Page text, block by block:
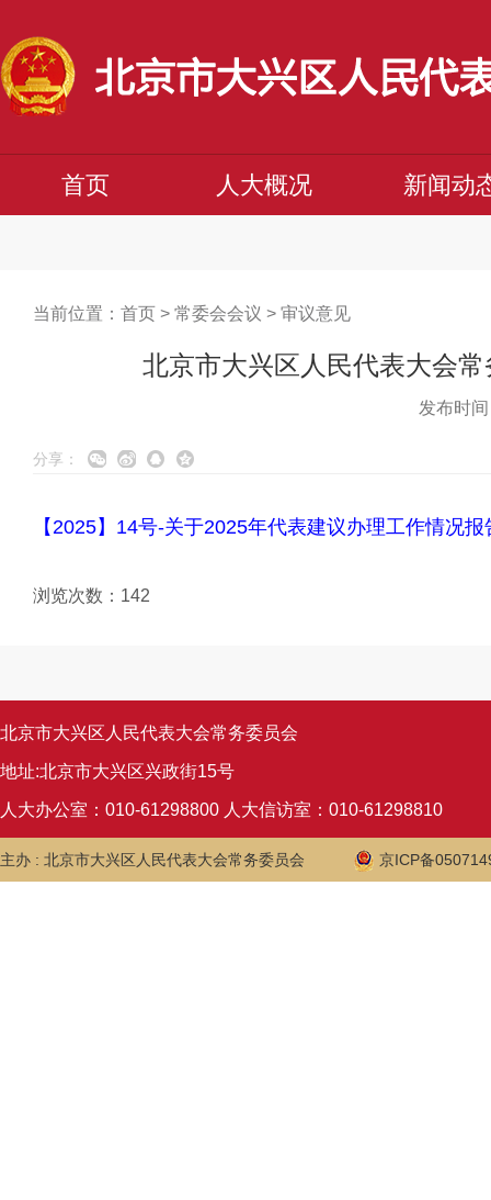
首页 人大概况 新闻动
当前位置： 首页 > 常委会会议 > 审议意见
北京市大兴区人民代表大会
发布时
分享：
【2025】14号-关于2025年代表建议办理工作情况
浏览次数： 142
北京市大兴区人民代表大会常务委员会
地址:北京市大兴区兴政街15号
人大办公室：010-61298800 人大信访室：010-61298810
主办 : 北京市大兴区人民代表大会常务委员会 京ICP备